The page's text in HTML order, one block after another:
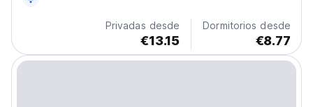
Privadas desde
€13.15
Dormitorios desde
€8.77